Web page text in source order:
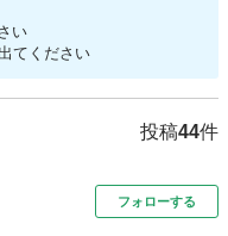
い
てください
投稿44件
フォローする